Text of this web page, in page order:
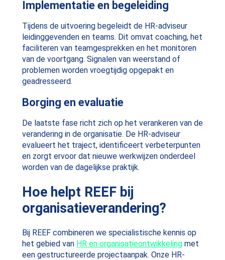
Implementatie en begeleiding
Tijdens de uitvoering begeleidt de HR-adviseur
leidinggevenden en teams. Dit omvat coaching, het
faciliteren van teamgesprekken en het monitoren
van de voortgang. Signalen van weerstand of
problemen worden vroegtijdig opgepakt en
geadresseerd.
Borging en evaluatie
De laatste fase richt zich op het verankeren van de
verandering in de organisatie. De HR-adviseur
evalueert het traject, identificeert verbeterpunten
en zorgt ervoor dat nieuwe werkwijzen onderdeel
worden van de dagelijkse praktijk.
Hoe helpt REEF bij
organisatieverandering?
Bij REEF combineren we specialistische kennis op
het gebied van HR en organisatieontwikkelingmet
een gestructureerde projectaanpak. Onze HR-